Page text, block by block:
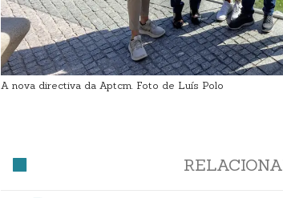
A nova directiva da Aptcm. Foto de Luís Polo